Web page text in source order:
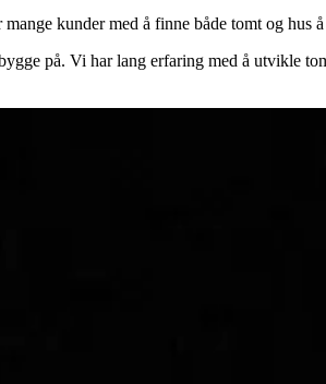
kunder med å finne både tomt og hus
på. Vi har lang erfaring med å utvikle